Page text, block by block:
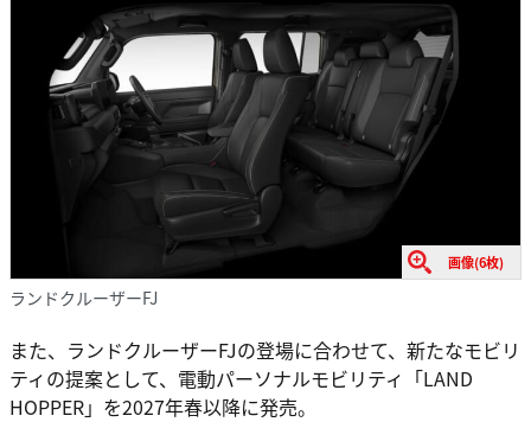
画像(6枚)
ランドクルーザーFJ
また、ランドクルーザーFJの登場に合わせて、新たなモビリ
ティの提案として、電動パーソナルモビリティ「LAND
HOPPER」を2027年春以降に発売。